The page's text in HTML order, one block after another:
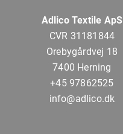
Adlico Textile ApS
CVR 31181844
Orebygårdvej 18
7400 Herning
+45 97862525
info@adlico.dk